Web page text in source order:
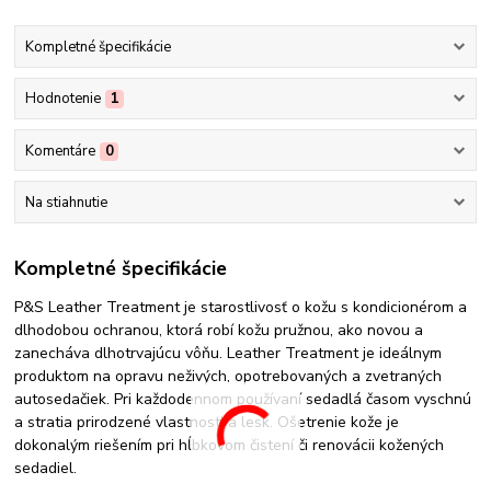
Kompletné špecifikácie
Hodnotenie 1
Komentáre 0
Na stiahnutie
Kompletné špecifikácie
P&S Leather Treatment je starostlivosť o kožu s kondicionérom a
dlhodobou ochranou, ktorá robí kožu pružnou, ako novou a
zanecháva dlhotrvajúcu vôňu. Leather Treatment je ideálnym
produktom na opravu neživých, opotrebovaných a zvetraných
autosedačiek. Pri každodennom používaní sedadlá časom vyschnú
a stratia prirodzené vlastnosti a lesk. Ošetrenie kože je
dokonalým riešením pri hĺbkovom čistení či renovácii kožených
sedadiel.